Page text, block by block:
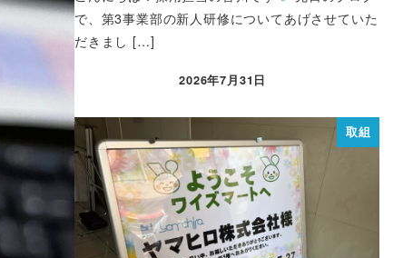
で、第3事業部の新人研修についてあげさせていた
だきまし […]
2026年7月31日
取組